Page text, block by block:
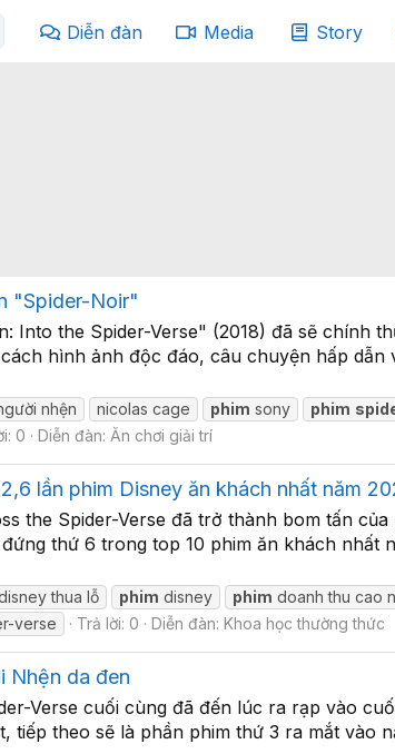
Diễn đàn Media Story
"Spider-Noir"
Into the Spider-Verse" (2018) đã sẽ chính
hình ảnh độc đáo, câu chuyện hấp dẫn
nhện nicolas cage phim sony phim
0 Diễn đàn: Ăn chơi giải trí
lần phim Disney ăn khách nhất năm
the Spider-Verse đã trở thành bom tấn
thứ 6 trong top 10 phim ăn khách nhất
thua lỗ phim disney phim doanh thu cao
verse Trả lời: 0 Diễn đàn: Khoa học thường thức
Nhện da đen
Verse cuối cùng đã đến lúc ra rạp vào
theo sẽ là phần phim thứ 3 ra mắt vào